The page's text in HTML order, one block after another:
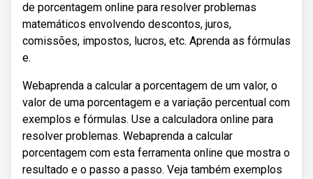
de porcentagem online para resolver problemas
matemáticos envolvendo descontos, juros,
comissões, impostos, lucros, etc. Aprenda as fórmulas
e.
Webaprenda a calcular a porcentagem de um valor, o
valor de uma porcentagem e a variação percentual com
exemplos e fórmulas. Use a calculadora online para
resolver problemas. Webaprenda a calcular
porcentagem com esta ferramenta online que mostra o
resultado e o passo a passo. Veja também exemplos